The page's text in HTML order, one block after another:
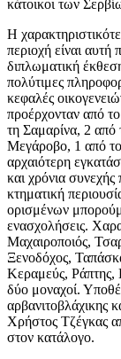
κάτοικοι των
Η
περιοχή είναι
διπλωματική
πολύτιμες
κεφαλές
προέρχονταν από
τη Σαμαρίνα, 2
Μεγάροβο, 1 από
αρχαιότερη
και χρόνια
κτηματική
ορισμένων
ενασχολήσεις.
Μαχαιροποιός,
Ξενοδόχος,
Κεραμεύς, Ράπτης,
δύο μοναχοί.
αρβανιτοβλάχικης
Χρήστος Τζέγκας
στον κατάλογο.